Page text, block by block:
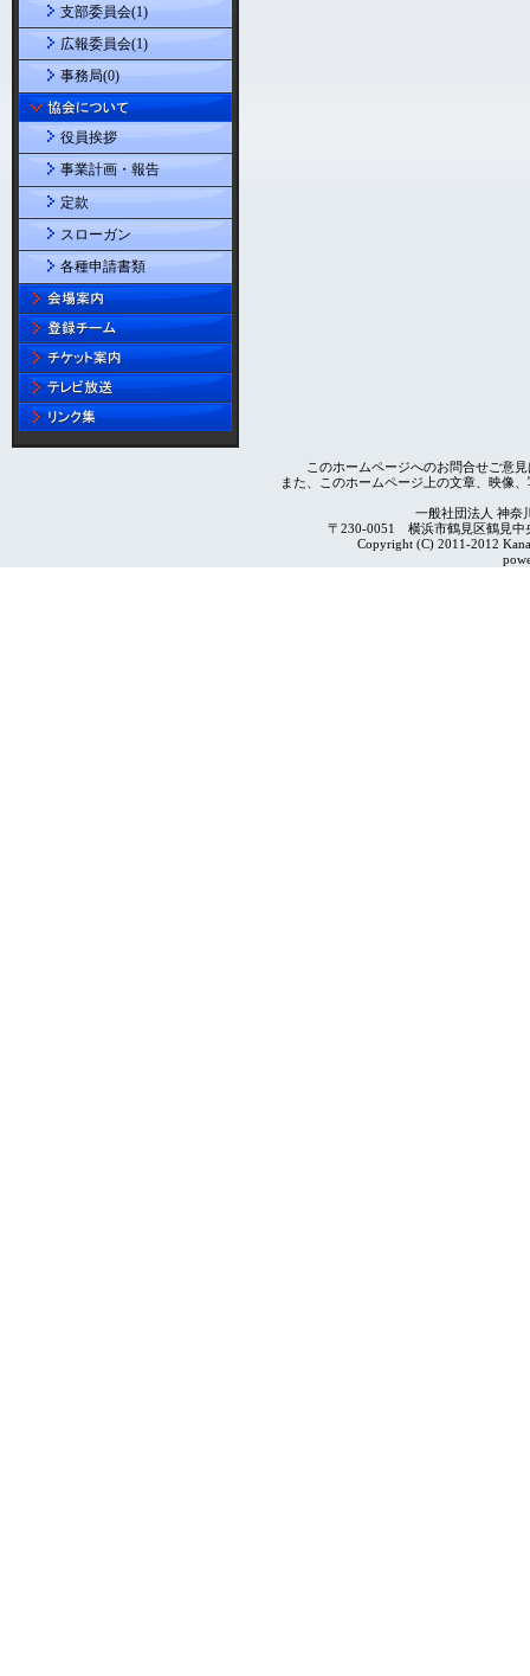
支部委員会(1)
広報委員会(1)
事務局(0)
役員挨拶
事業計画・報告
定款
スローガン
各種申請書類
このホームページへのお問合せご意
また、このホームページ上の文章、映像
一般社団法人 神奈
〒230-0051 横浜市鶴見区鶴見
Copyright (C) 2011-2012